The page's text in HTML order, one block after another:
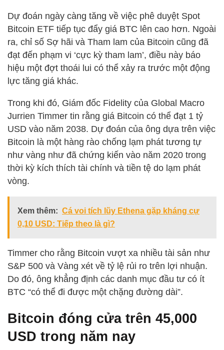
Dự đoán ngày càng tăng về việc phê duyệt Spot
Bitcoin ETF tiếp tục đẩy giá BTC lên cao hơn. Ngoài
ra, chỉ số Sợ hãi và Tham lam của Bitcoin cũng đã
đạt đến phạm vi ‘cực kỳ tham lam’, điều này báo
hiệu một đợt thoái lui có thể xảy ra trước một động
lực tăng giá khác.
Trong khi đó, Giám đốc Fidelity của Global Macro
Jurrien Timmer tin rằng giá Bitcoin có thể đạt 1 tỷ
USD vào năm 2038. Dự đoán của ông dựa trên việc
Bitcoin là một hàng rào chống lạm phát tương tự
như vàng như đã chứng kiến vào năm 2020 trong
thời kỳ kích thích tài chính và tiền tệ do lạm phát
vòng.
Xem thêm: Cá voi tích lũy Ethena gặp kháng cự
0,10 USD: Tiếp theo là gì?
Timmer cho rằng Bitcoin vượt xa nhiều tài sản như
S&P 500 và Vàng xét về tỷ lệ rủi ro trên lợi nhuận.
Do đó, ông khẳng định các danh mục đầu tư có ít
BTC “có thể đi được một chặng đường dài”.
Bitcoin đóng cửa trên 45,000
USD trong năm nay